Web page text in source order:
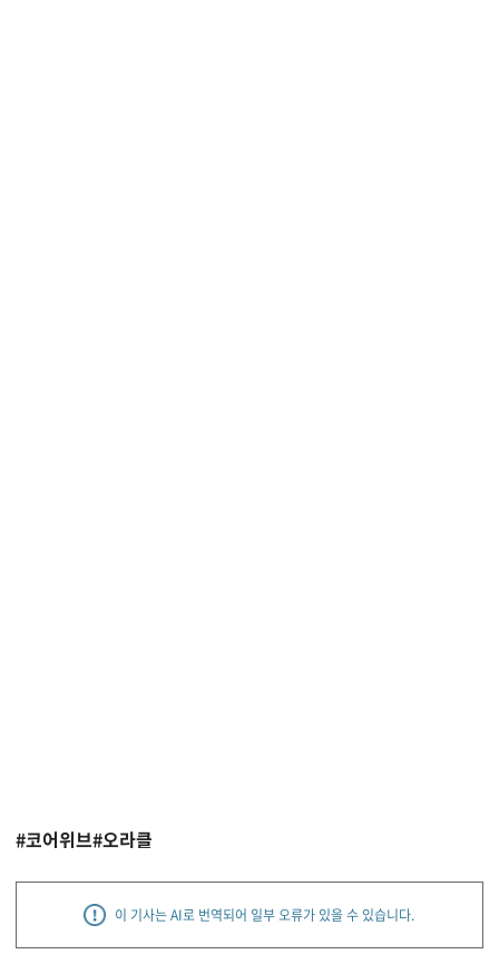
#코어위브#오라클
이 기사는 AI로 번역되어 일부 오류가 있을 수 있습니다.